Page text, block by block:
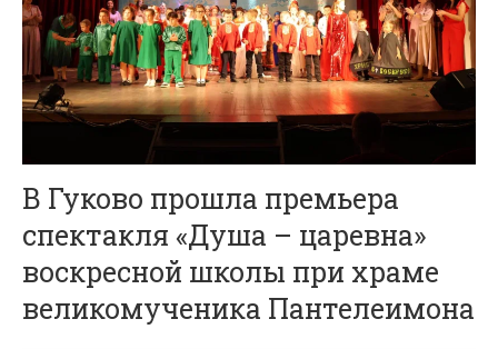
В Гуково прошла премьера
спектакля «Душа – царевна»
воскресной школы при храме
великомученика Пантелеимона